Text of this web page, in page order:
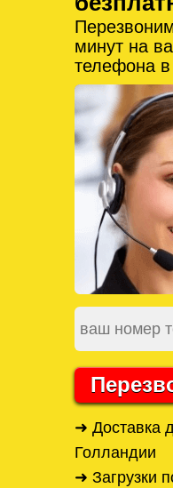
минут на
телефона
➜ Доставка
Голландии
➜ Загрузки